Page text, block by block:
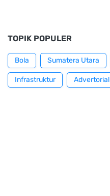
TOPIK POPULER
Bola Sumatera Utara
Infrastruktur Advertorial